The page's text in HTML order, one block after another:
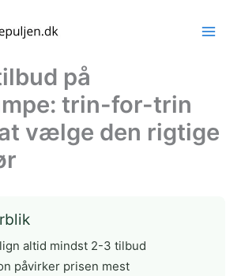
på
trin-for-trin
vælge den rigtige
altid mindst 2-3 tilbud
påvirker prisen mest